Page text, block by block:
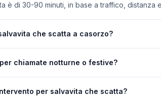
è di 30-90 minuti, in base a traffico, distanza
che scatta a casorzo?
chiamate notturne o festive?
per salvavita che scatta?